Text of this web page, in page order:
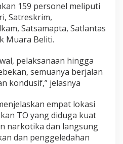
159 personel meliputi
Satreskrim,
Satsamapta, Satlantas
Muara Beliti.
pelaksanaan hingga
semuanya berjalan
kondusif,” jelasnya
empat lokasi
TO yang diduga kuat
narkotika dan langsung
dan penggeledahan